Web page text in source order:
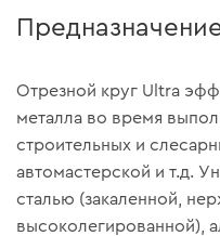
Отрезной круг Ultra
металла во время
строительных и
автомастерской и т.д.
сталью (закаленной,
высоколегированной),